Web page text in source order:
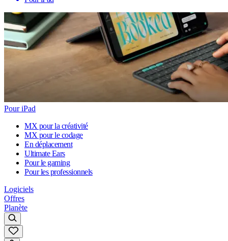
Pour iPad
MX pour la créativité
MX pour le codage
En déplacement
Ultimate Ears
Pour le gaming
Pour les professionnels
Logiciels
Offres
Planète